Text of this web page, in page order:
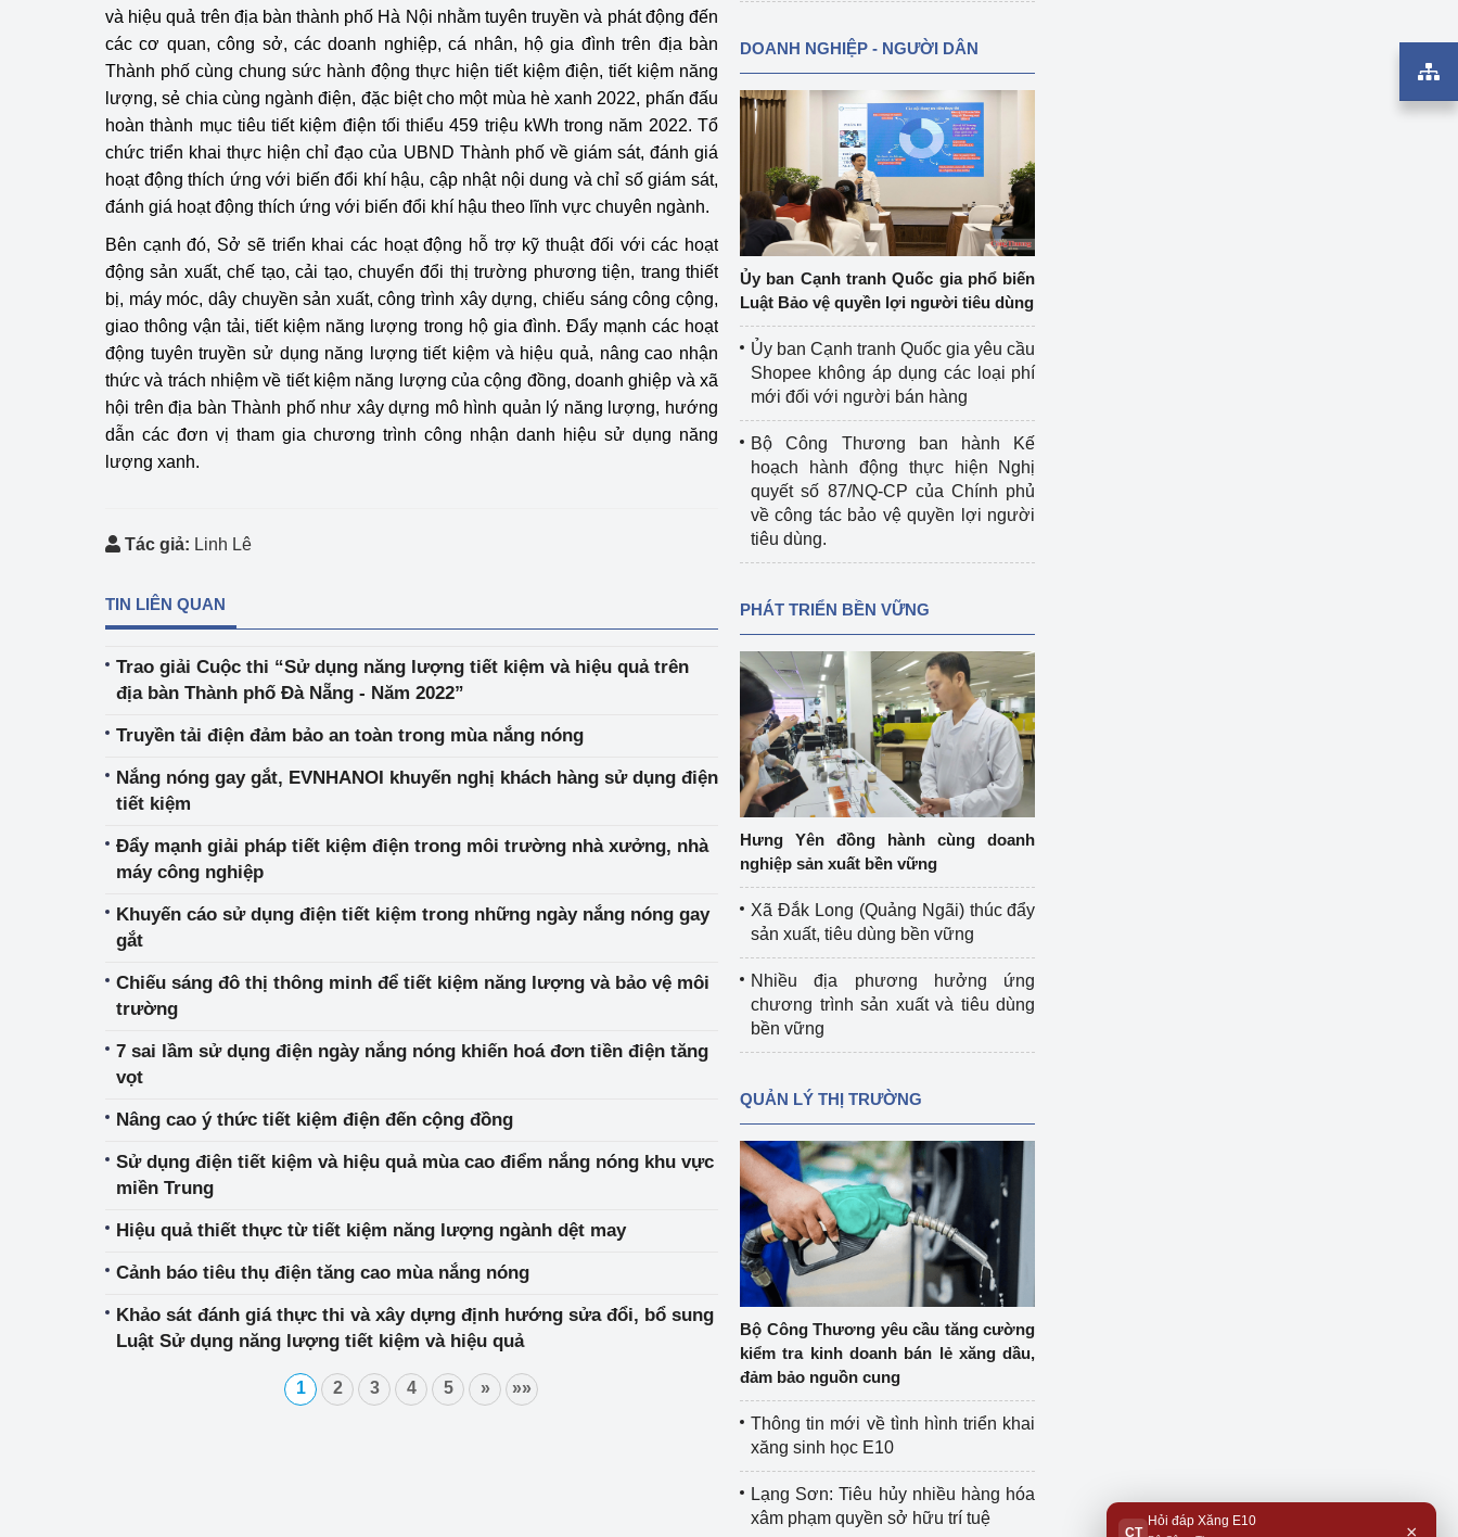
và hiệu quả trên địa bàn thành phố Hà Nội nhằm tuyên truyền và phát động đến
các cơ quan, công sở, các doanh nghiệp, cá nhân, hộ gia đình trên địa bàn
Thành phố cùng chung sức hành động thực hiện tiết kiệm điện, tiết kiệm năng
lượng, sẻ chia cùng ngành điện, đặc biệt cho một mùa hè xanh 2022, phấn đấu
hoàn thành mục tiêu tiết kiệm điện tối thiểu 459 triệu kWh trong năm 2022. Tổ
chức triển khai thực hiện chỉ đạo của UBND Thành phố về giám sát, đánh giá
hoạt động thích ứng với biến đổi khí hậu, cập nhật nội dung và chỉ số giám sát,
đánh giá hoạt động thích ứng với biến đổi khí hậu theo lĩnh vực chuyên ngành.
Bên cạnh đó, Sở sẽ triển khai các hoạt động hỗ trợ kỹ thuật đối với các hoạt
động sản xuất, chế tạo, cải tạo, chuyển đổi thị trường phương tiện, trang thiết
bị, máy móc, dây chuyền sản xuất, công trình xây dựng, chiếu sáng công cộng,
giao thông vận tải, tiết kiệm năng lượng trong hộ gia đình. Đẩy mạnh các hoạt
động tuyên truyền sử dụng năng lượng tiết kiệm và hiệu quả, nâng cao nhận
thức và trách nhiệm về tiết kiệm năng lượng của cộng đồng, doanh ghiệp và xã
hội trên địa bàn Thành phố như xây dựng mô hình quản lý năng lượng, hướng
dẫn các đơn vị tham gia chương trình công nhận danh hiệu sử dụng năng
lượng xanh.
Tác giả: Linh Lê
TIN LIÊN QUAN
Trao giải Cuộc thi “Sử dụng năng lượng tiết kiệm và hiệu quả trên
địa bàn Thành phố Đà Nẵng - Năm 2022”
Truyền tải điện đảm bảo an toàn trong mùa nắng nóng
Nắng nóng gay gắt, EVNHANOI khuyến nghị khách hàng sử dụng điện
tiết kiệm
Đẩy mạnh giải pháp tiết kiệm điện trong môi trường nhà xưởng, nhà
máy công nghiệp
Khuyến cáo sử dụng điện tiết kiệm trong những ngày nắng nóng gay
gắt
Chiếu sáng đô thị thông minh để tiết kiệm năng lượng và bảo vệ môi
trường
7 sai lầm sử dụng điện ngày nắng nóng khiến hoá đơn tiền điện tăng
vọt
Nâng cao ý thức tiết kiệm điện đến cộng đồng
Sử dụng điện tiết kiệm và hiệu quả mùa cao điểm nắng nóng khu vực
miền Trung
Hiệu quả thiết thực từ tiết kiệm năng lượng ngành dệt may
Cảnh báo tiêu thụ điện tăng cao mùa nắng nóng
Khảo sát đánh giá thực thi và xây dựng định hướng sửa đổi, bổ sung
Luật Sử dụng năng lượng tiết kiệm và hiệu quả
1 2 3 4 5 » »»
DOANH NGHIỆP - NGƯỜI DÂN
Ủy ban Cạnh tranh Quốc gia phổ biến
Luật Bảo vệ quyền lợi người tiêu dùng
Ủy ban Cạnh tranh Quốc gia yêu cầu
Shopee không áp dụng các loại phí
mới đối với người bán hàng
Bộ Công Thương ban hành Kế
hoạch hành động thực hiện Nghị
quyết số 87/NQ-CP của Chính phủ
về công tác bảo vệ quyền lợi người
tiêu dùng.
PHÁT TRIỂN BỀN VỮNG
Hưng Yên đồng hành cùng doanh
nghiệp sản xuất bền vững
Xã Đắk Long (Quảng Ngãi) thúc đẩy
sản xuất, tiêu dùng bền vững
Nhiều địa phương hưởng ứng
chương trình sản xuất và tiêu dùng
bền vững
QUẢN LÝ THỊ TRƯỜNG
Bộ Công Thương yêu cầu tăng cường
kiểm tra kinh doanh bán lẻ xăng dầu,
đảm bảo nguồn cung
Thông tin mới về tình hình triển khai
xăng sinh học E10
Lạng Sơn: Tiêu hủy nhiều hàng hóa
xâm phạm quyền sở hữu trí tuệ
CT
Hỏi đáp Xăng E10
×